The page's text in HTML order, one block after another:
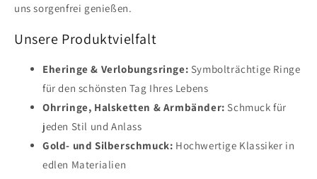
uns sorgenfrei genießen.
Unsere Produktvielfalt
Eheringe & Verlobungsringe: Symbolträchtige Ringe
für den schönsten Tag Ihres Lebens
Ohrringe, Halsketten & Armbänder: Schmuck für
jeden Stil und Anlass
Gold- und Silberschmuck: Hochwertige Klassiker in
edlen Materialien